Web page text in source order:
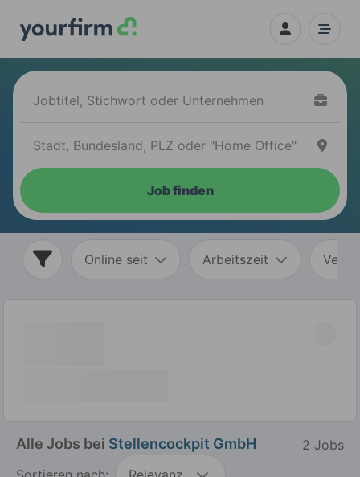
Job finden
Online seit Arbeitszeit
Alle Jobs bei Stellencockpit GmbH
2 Jobs